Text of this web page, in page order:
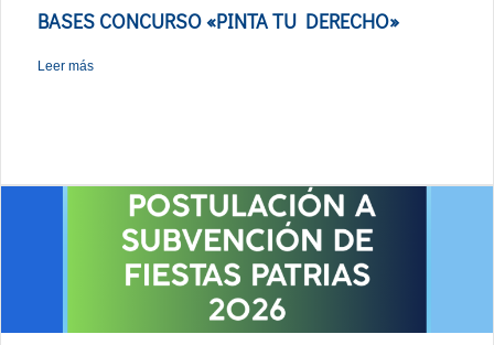
BASES CONCURSO «PINTA TU DERECHO»
Leer más